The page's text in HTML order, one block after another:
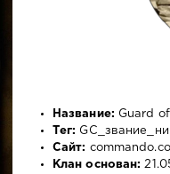
Название: Guard
Тег:
Сайт:
Клан основан: